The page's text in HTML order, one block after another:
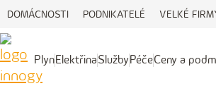
DOMÁCNOSTI PODNIKATELÉ VELKÉ
Plyn
PlynElektřina
ElektřinaSlužby
Služby Péče
PéčeCeny a
Ceny